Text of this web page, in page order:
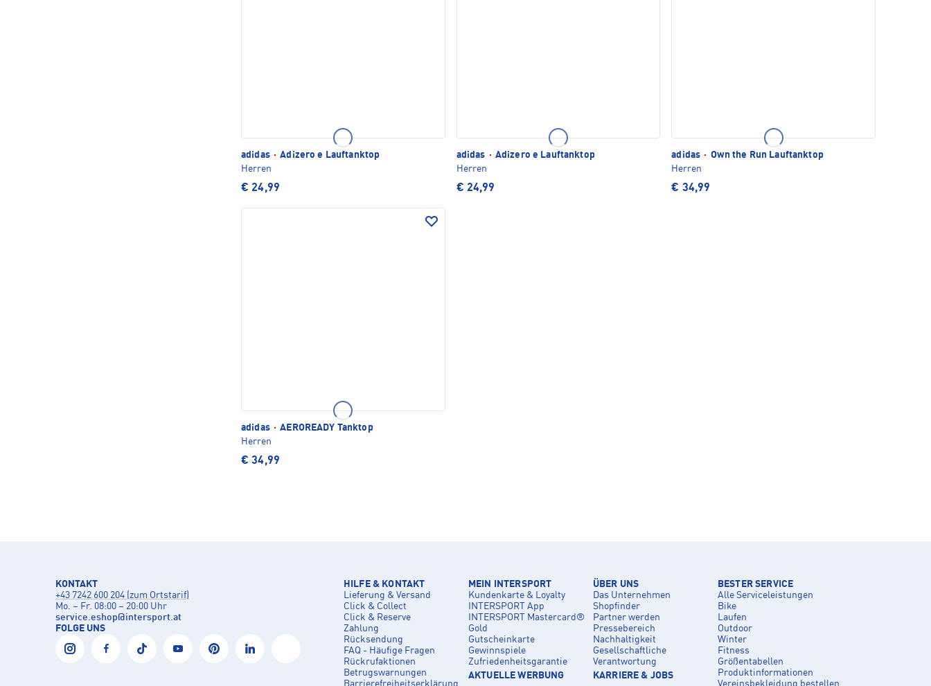
adidas · Adizero e Lauftanktop
Herren
€ 24,99
adidas · Adizero e Lauftanktop
Herren
€ 24,99
adidas · Own the Run Lauftanktop
Herren
€ 34,99
adidas · AEROREADY Tanktop
Herren
€ 34,99
KONTAKT
+43 7242 600 204 (zum Ortstarif)
Mo. – Fr. 08:00 – 20:00 Uhr
service.eshop@intersport.at
FOLGE UNS
HILFE & KONTAKT
Lieferung & Versand
Click & Collect
Click & Reserve
Zahlung
Rücksendung
FAQ - Häufige Fragen
Rückrufaktionen
Betrugswarnungen
MEIN INTERSPORT
Kundenkarte & Loyalty
INTERSPORT App
INTERSPORT Mastercard®
Gold
Gutscheinkarte
Gewinnspiele
Zufriedenheitsgarantie
AKTUELLE WERBUNG
ÜBER UNS
Das Unternehmen
Shopfinder
Partner werden
Pressebereich
Nachhaltigkeit
Gesellschaftliche
Verantwortung
KARRIERE & JOBS
BESTER SERVICE
Alle Serviceleistungen
Bike
Laufen
Outdoor
Winter
Fitness
Größentabellen
Produktinformationen